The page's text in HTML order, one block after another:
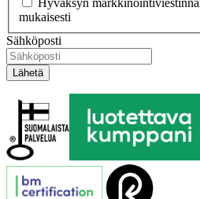
mukaisesti
Sähköposti